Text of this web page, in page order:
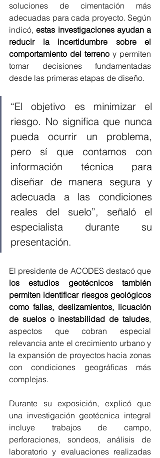
soluciones de cimentación más
adecuadas para cada proyecto. Según
indicó, estas investigaciones ayudan a
reducir la incertidumbre sobre el
comportamiento del terreno y permiten
tomar decisiones fundamentadas
desde las primeras etapas de diseño.
“El objetivo es minimizar el
riesgo. No significa que nunca
pueda ocurrir un problema,
pero sí que contamos con
información técnica para
diseñar de manera segura y
adecuada a las condiciones
reales del suelo”, señaló el
especialista durante su
presentación.
los estudios geotécnicos también
permiten identificar riesgos geológicos
como fallas, deslizamientos, licuación
de suelos o inestabilidad de taludes,
aspectos que cobran especial
relevancia ante el crecimiento urbano y
la expansión de proyectos hacia zonas
con condiciones geográficas más
complejas.
Durante su exposición, explicó que
una investigación geotécnica integral
incluye trabajos de campo,
perforaciones, sondeos, análisis de
laboratorio y evaluaciones realizadas